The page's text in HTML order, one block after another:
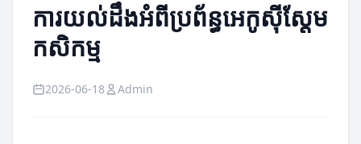
ការយល់ដឹងអំពីប្រព័ន្ធអេកូស៊ីស្តែម
កសិកម្ម
2026-06-18 Admin